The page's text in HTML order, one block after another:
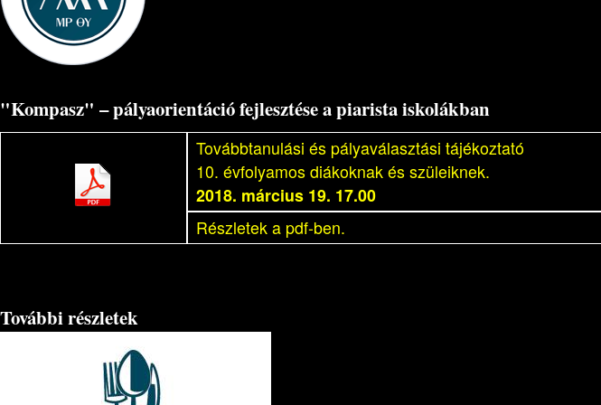
"Kompasz" – pályaorientáció fejlesztése a piarista iskolákban
Továbbtanulási és pályaválasztási tájékoztató
10. évfolyamos diákoknak és szüleiknek.
2018. március 19. 17.00
Részletek a pdf-ben.
További részletek